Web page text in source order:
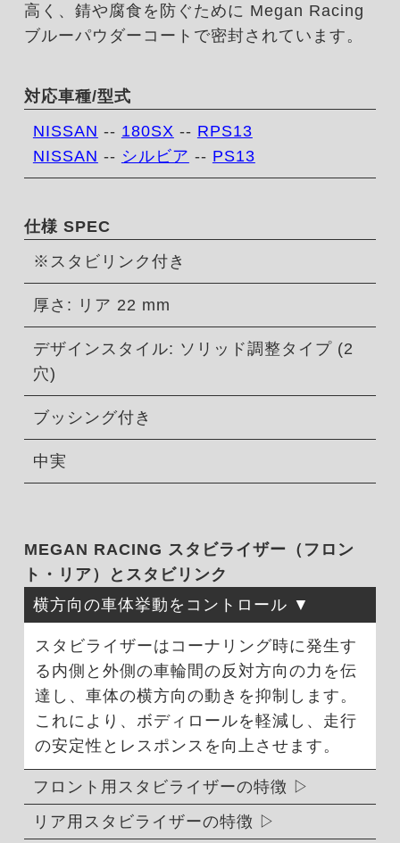
高く、錆や腐食を防ぐために Megan Racing
ブルーパウダーコートで密封されています。
対応車種/型式
NISSAN -- 180SX -- RPS13
NISSAN -- シルビア -- PS13
仕様 SPEC
※スタビリンク付き
厚さ: リア 22 mm
デザインスタイル: ソリッド調整タイプ (2
穴)
ブッシング付き
中実
MEGAN RACING スタビライザー（フロン
ト・リア）とスタビリンク
横方向の車体挙動をコントロール
スタビライザーはコーナリング時に発生す
る内側と外側の車輪間の反対方向の力を伝
達し、車体の横方向の動きを抑制します。
これにより、ボディロールを軽減し、走行
の安定性とレスポンスを向上させます。
フロント用スタビライザーの特徴
リア用スタビライザーの特徴